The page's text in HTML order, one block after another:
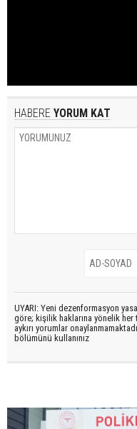
HABERE YORUM KAT
UYARI: Yeni dezenformasyon
göre; kişilik haklarına yönelik
aykırı yorumlar
bölümünü kullanınız